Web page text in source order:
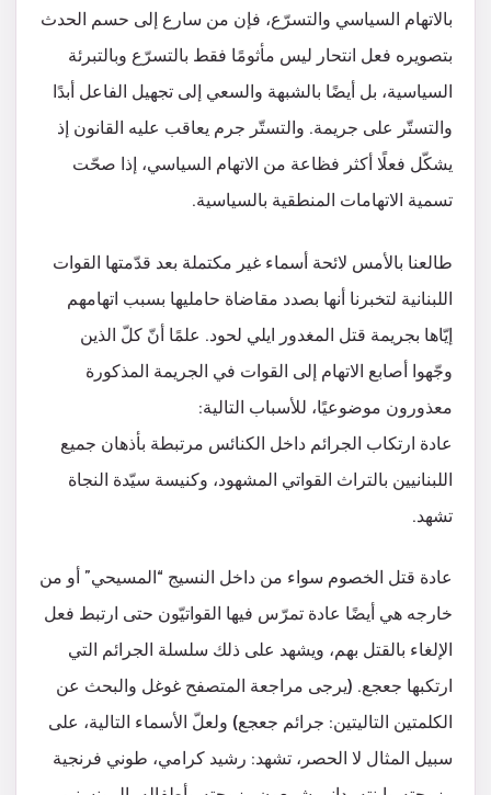
بالاتهام السياسي والتسرّع، فإن من سارع إلى حسم الحدث
بتصويره فعل انتحار ليس مأثومًا فقط بالتسرّع وبالتبرئة
السياسية، بل أيضًا بالشبهة والسعي إلى تجهيل الفاعل أبدًا
والتستّر على جريمة. والتستّر جرم يعاقب عليه القانون إذ
يشكّل فعلًا أكثر فظاعة من الاتهام السياسي، إذا صحّت
تسمية الاتهامات المنطقية بالسياسية.
طالعنا بالأمس لائحة أسماء غير مكتملة بعد قدّمتها القوات
اللبنانية لتخبرنا أنها بصدد مقاضاة حامليها بسبب اتهامهم
إيّاها بجريمة قتل المغدور ايلي لحود. علمًا أنّ كلّ الذين
وجّهوا أصابع الاتهام إلى القوات في الجريمة المذكورة
معذورون موضوعيًا، للأسباب التالية:
عادة ارتكاب الجرائم داخل الكنائس مرتبطة بأذهان جميع
اللبنانيين بالتراث القواتي المشهود، وكنيسة سيّدة النجاة
تشهد.
عادة قتل الخصوم سواء من داخل النسيج “المسيحي” أو من
خارجه هي أيضًا عادة تمرّس فيها القواتيّون حتى ارتبط فعل
الإلغاء بالقتل بهم، ويشهد على ذلك سلسلة الجرائم التي
ارتكبها جعجع. (يرجى مراجعة المتصفح غوغل والبحث عن
الكلمتين التاليتين: جرائم جعجع) ولعلّ الأسماء التالية، على
سبيل المثال لا الحصر، تشهد: رشيد كرامي، طوني فرنجية